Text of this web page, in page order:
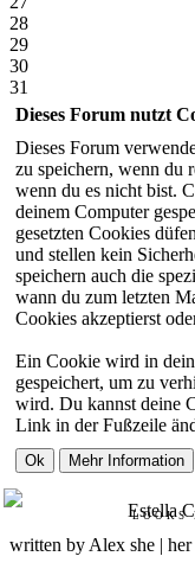
28
29
30
31
Dieses Forum nutzt
Dieses Forum
zu speichern, wenn du
wenn du es nicht bist.
deinem Computer
gesetzten Cookies
und stellen kein
speichern auch die
wann du zum letzten
Cookies akzeptierst
Ein Cookie wird in
gespeichert, um zu
wird. Du kannst deine
Link in der Fußzeile
Estella
written by Alex she | her